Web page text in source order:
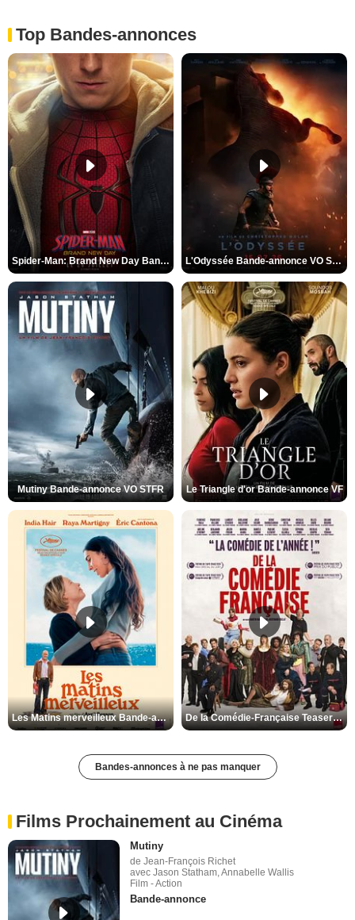
Top Bandes-annonces
Spider-Man: Brand New Day Bande-annonce VO STFR L'Odyssée Bande-annonce VO STFR
Mutiny Bande-annonce VO STFR Le Triangle d'or Bande-annonce VF
Les Matins merveilleux Bande-annonce VF De la Comédie-Française Teaser VF
Bandes-annonces à ne pas manquer
Films Prochainement au Cinéma
Mutiny
de Jean-François Richet
avec Jason Statham, Annabelle Wallis
Film - Action
Bande-annonce